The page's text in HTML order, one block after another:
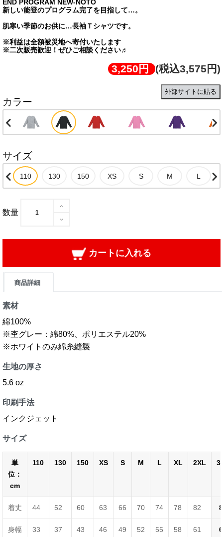
END PROGRAM NEW-NOTO
新しい能登のプログラム完了を目指して…。
肌寒い季節のお供に…長袖Ｔシャツです。
※利益は全額被災地へ寄付いたします
※二次販売歓迎！ぜひご相談ください♬
3,250円 (税込3,575円)
外部サイトに貼る
カラー
サイズ
数量
カートに入れる
商品詳細
素材
綿100%
※杢グレー：綿80%、ポリエステル20%
※ホワイトのみ綿糸縫製
生地の厚さ
5.6 oz
印刷手法
インクジェット
サイズ
単
位：
cm
110 130 150 XS S M L XL 2XL
着丈 44 52 60 63 66 70 74 78 82
身幅 33 37 43 46 49 52 55 58 61